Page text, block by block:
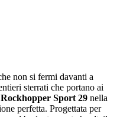
non si fermi davanti a
sterrati che portano ai
Sport 29 nella
perfetta. Progettata per